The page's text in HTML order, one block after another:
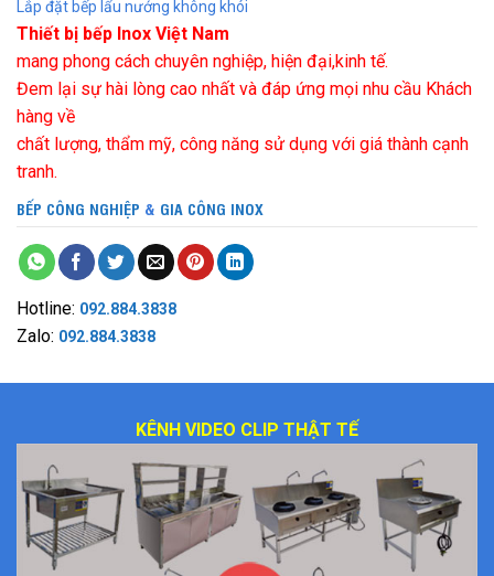
Lắp đặt bếp lẩu nướng không khói
Thiết bị bếp Inox Việt Nam
mang phong cách chuyên nghiệp, hiện đại,kinh tế.
Đem lại sự hài lòng cao nhất và đáp ứng mọi nhu cầu Khách
hàng về
chất lượng, thẩm mỹ, công năng sử dụng với giá thành cạnh
tranh.
BẾP CÔNG NGHIỆP & GIA CÔNG INOX
Hotline: 092.884.3838
Zalo: 092.884.3838
KÊNH VIDEO CLIP THẬT TẾ